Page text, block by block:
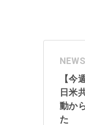
NEWS
【今
日米
動か
た